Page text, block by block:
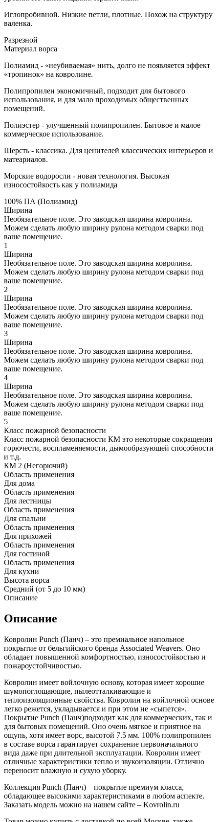
Иглопробивной. Низкие петли, плотные. Похож на структуру
валенка.
Разрезной
Материал ворса
Полиамид - «неубиваемая» нить, долго не появляется эффект
«тропинок» на ковролине.
Полипропилен экономичный, подходит для бытового
использования, и для мало проходимых общественных
помещений.
Полиэстер - улучшенный полипропилен. Бытовое и малое
коммерческое использование.
Шерсть - классика. Для ценителей классических интерьеров и
матеариалов.
Морские водоросли - новая технология. Высокая
износостойкость как у полиамида
100% ПА (Полиамид)
Ширина
Необязательное поле. Это заводская ширина ковролина.
Можем сделать любую ширину рулона методом сварки под
ваше помещение.
1
Ширина
Необязательное поле. Это заводская ширина ковролина.
Можем сделать любую ширину рулона методом сварки под
ваше помещение.
2
Ширина
Необязательное поле. Это заводская ширина ковролина.
Можем сделать любую ширину рулона методом сварки под
ваше помещение.
3
Ширина
Необязательное поле. Это заводская ширина ковролина.
Можем сделать любую ширину рулона методом сварки под
ваше помещение.
4
Ширина
Необязательное поле. Это заводская ширина ковролина.
Можем сделать любую ширину рулона методом сварки под
ваше помещение.
5
Класс пожарной безопасности
Класс пожарной безопасности КМ это некоторые сокращения
горючести, воспламеняемости, дымообразующей способности
и т.д.
КМ 2 (Негорючий)
Область применения
Для дома
Область применения
Для лестницы
Область применения
Для спальни
Область применения
Для прихожей
Область применения
Для гостиной
Область применения
Для кухни
Высота ворса
Средний (от 5 до 10 мм)
Описание
Описание
Ковролин Punch (Панч) – это премиальное напольное
покрытие от бельгийского бренда Associated Weavers. Оно
обладает повышенной комфортностью, износостойкостью и
пожароустойчивостью.
Ковролин имеет войлочную основу, которая имеет хорошие
шумопоглощающие, пылеотталкивающие и
теплоизоляционные свойства. Ковролин на войлочной основе
легко режется, укладывается и при этом не «сыпется».
Покрытие Punch (Панч)подходит как для коммерческих, так и
для бытовых помещений. Оно очень мягкое и приятное на
ощупь, хотя имеет ворс, высотой 7.5 мм. 100% полипропилен
в составе ворса гарантирует сохранение первоначального
вида даже при длительной эксплуатации. Ковролин имеет
отличные характеристики тепло и звукоизоляции. Отлично
переносит влажную и сухую уборку.
Коллекция Punch (Панч) – покрытие премиум класса,
обладающее высокими характеристиками в любом аспекте.
Заказать модель можно на нашем сайте – Kovrolin.ru